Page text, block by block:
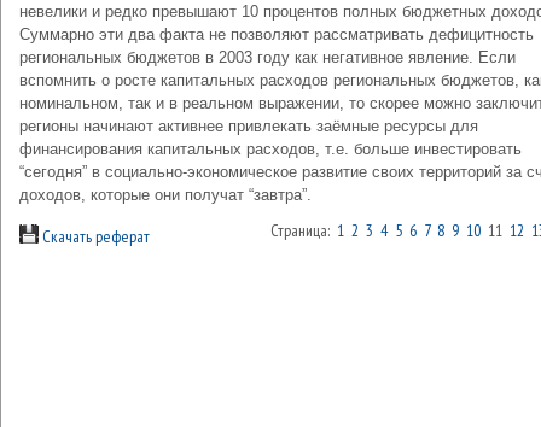
невелики и редко превышают 10 процентов полных бюджетных
Суммарно эти два факта не позволяют рассматривать дефицитность
региональных бюджетов в 2003 году как негативное явление. Если
вспомнить о росте капитальных расходов региональных бюджетов,
номинальном, так и в реальном выражении, то скорее можно
регионы начинают активнее привлекать заёмные ресурсы для
финансирования капитальных расходов, т.е. больше инвестировать
“сегодня” в социально-экономическое развитие своих территорий за
доходов, которые они получат “завтра”.
Скачать реферат Страница: 1 2 3 4 5 6 7 8 9 10 11 12